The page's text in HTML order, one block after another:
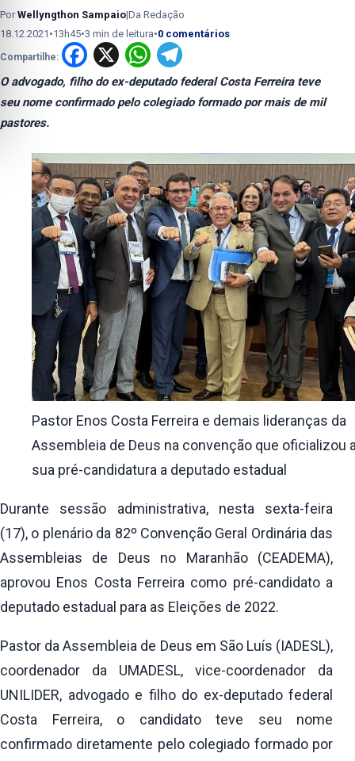
PorWellyngthon Sampaio|Da Redação
18.12.2021 •13h45•3 min de leitura•0 comentários
Compartilhe: Facebook
X WhatsApp
O advogado, filho do ex-deputado federal Costa Ferreira teve
seu nome confirmado pelo colegiado formado por mais de mil
pastores.
Pastor Enos Costa Ferreira e demais lideranças da
Assembleia de Deus na convenção que oficializou
sua pré-candidatura a deputado estadual
Durante sessão administrativa, nesta sexta-feira
(17), o plenário da 82º Convenção Geral Ordinária das
Assembleias de Deus no Maranhão (CEADEMA),
aprovou Enos Costa Ferreira como pré-candidato a
deputado estadual para as Eleições de 2022.
Pastor da Assembleia de Deus em São Luís (IADESL),
coordenador da UMADESL, vice-coordenador da
UNILIDER, advogado e filho do ex-deputado federal
Costa Ferreira, o candidato teve seu nome
confirmado diretamente pelo colegiado formado por